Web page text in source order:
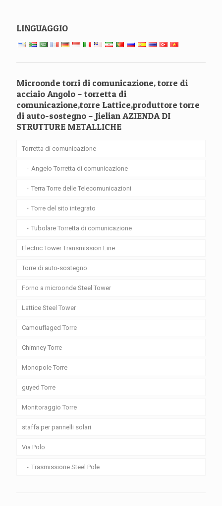
LINGUAGGIO
Microonde torri di comunicazione, torre di
acciaio Angolo – torretta di
comunicazione,torre Lattice,produttore torre
di auto-sostegno – Jielian AZIENDA DI
STRUTTURE METALLICHE
Torretta di comunicazione
Angelo Torretta di comunicazione
Terra Torre delle Telecomunicazioni
Torre del sito integrato
Tubolare Torretta di comunicazione
Electric Tower Transmission Line
Torre di auto-sostegno
Forno a microonde Steel Tower
Lattice Steel Tower
Camouflaged Torre
Chimney Torre
Monopole Torre
guyed Torre
Monitoraggio Torre
staffa per pannelli solari
Via Polo
Trasmissione Steel Pole